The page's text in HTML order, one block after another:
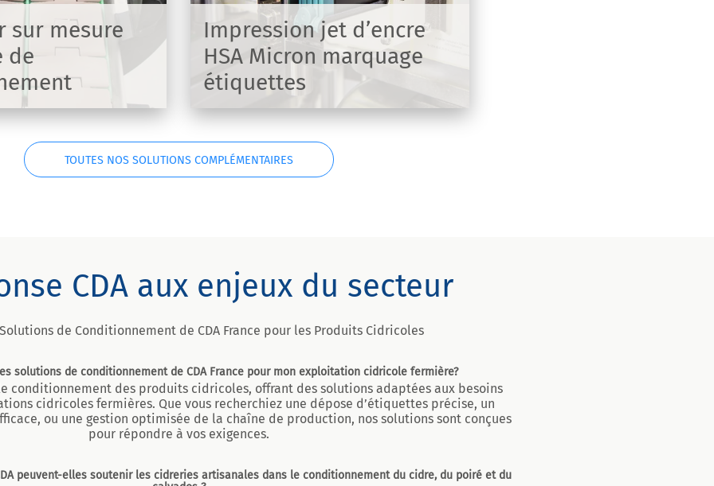
sur mesure
de
Impression jet d’encre
HSA Micron marquage
étiquettes
HSA par jet d'encre
un marquage sur vos produits
TOUTES NOS SOLUTIONS COMPLÉMENTAIRES
CDA aux enjeux du secteur
Solutions de Conditionnement de CDA France pour les Produits Cidricoles
solutions de conditionnement de CDA France pour mon exploitation cidricole fermière?
le conditionnement des produits cidricoles, offrant des solutions adaptées aux besoins
cidricoles fermières. Que vous recherchiez une dépose d’étiquettes précise, un
ou une gestion optimisée de la chaîne de production, nos solutions sont conçues
pour répondre à vos exigences.
peuvent-elles soutenir les cidreries artisanales dans le conditionnement du cidre, du poiré et du